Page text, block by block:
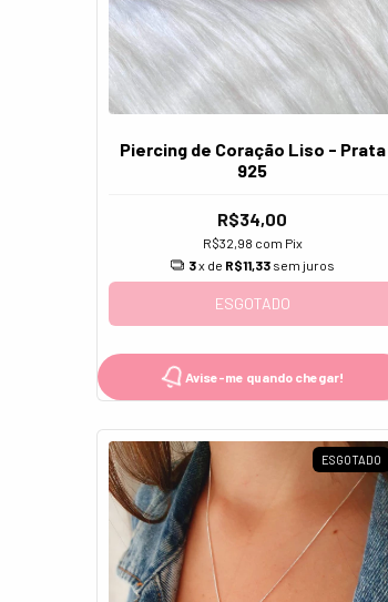
Piercing de Coração Liso - Prata
925
R$34,00
R$32,98 com Pix
3x de R$11,33 sem juros
ESGOTADO
Avise-me quando chegar!
ESGOTADO